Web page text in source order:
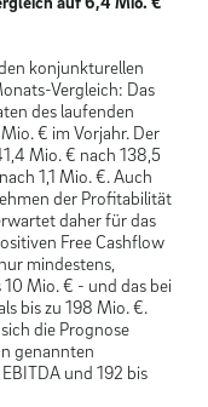
konjunkturellen
Vergleich: Das
des laufenden
€ im Vorjahr. Der
Mio. € nach 138,5
1,1 Mio. €. Auch
der Profitabilität
daher für das
Free Cashflow
mindestens,
Mio. € - und das bei
bis zu 198 Mio. €.
die Prognose
genannten
und 192 bis